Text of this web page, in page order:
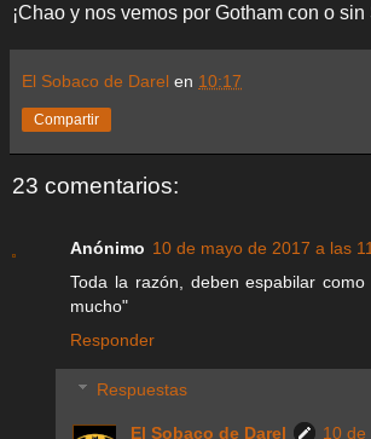
¡Chao y nos vemos por Gotham con o
El Sobaco de Darel en 10:17
Compartir
23 comentarios:
Anónimo 10 de mayo de 2017 a las
Toda la razón, deben espabilar
mucho"
Responder
Respuestas
El Sobaco de Darel 10 de